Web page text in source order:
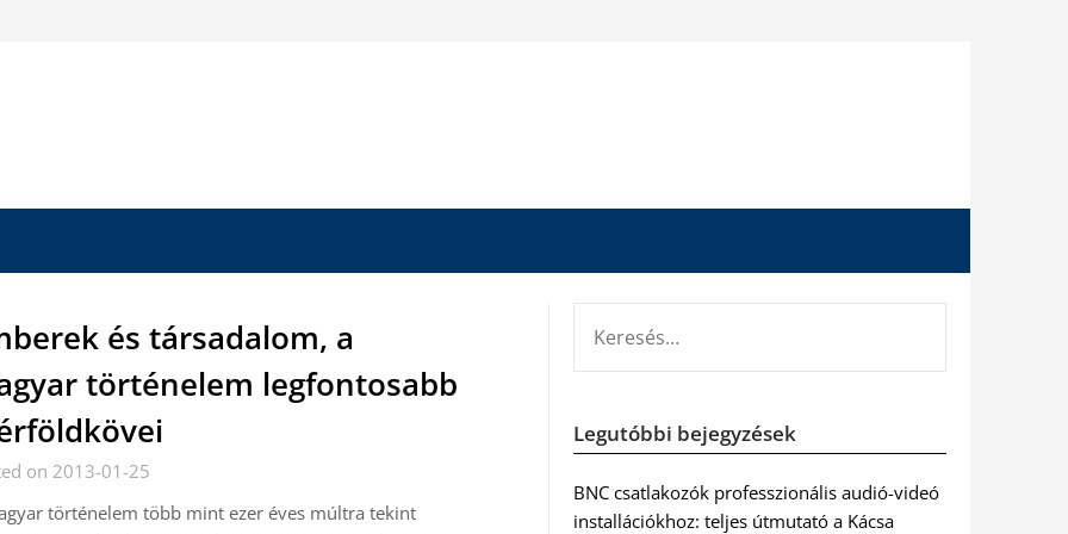
és társadalom, a
történelem legfontosabb
on 2013-01-25
történelem több mint ezer éves múltra tekint
Legutóbbi bejegyzések
BNC csatlakozók professzionális audió-videó
installációkhoz: teljes útmutató a Kácsa